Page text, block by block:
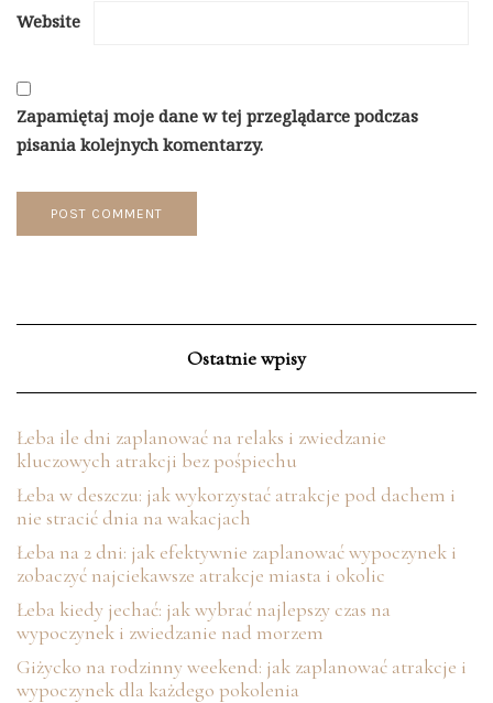
Website
Zapamiętaj moje dane w tej przeglądarce podczas
pisania kolejnych komentarzy.
Ostatnie wpisy
Łeba ile dni zaplanować na relaks i zwiedzanie
kluczowych atrakcji bez pośpiechu
Łeba w deszczu: jak wykorzystać atrakcje pod dachem i
nie stracić dnia na wakacjach
Łeba na 2 dni: jak efektywnie zaplanować wypoczynek i
zobaczyć najciekawsze atrakcje miasta i okolic
Łeba kiedy jechać: jak wybrać najlepszy czas na
wypoczynek i zwiedzanie nad morzem
Giżycko na rodzinny weekend: jak zaplanować atrakcje i
wypoczynek dla każdego pokolenia